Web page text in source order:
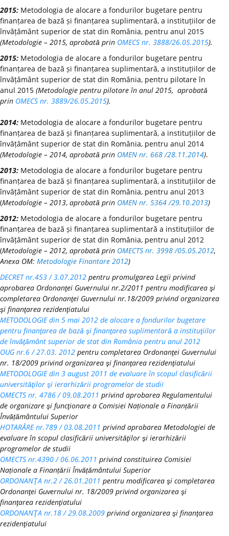
2015: Metodologia de alocare a fondurilor bugetare pentru
finanțarea de bază și finanțarea suplimentară, a instituțiilor de
învățământ superior de stat din România, pentru anul 2015
(Metodologie – 2015, aprobată prin OMECS nr. 3888/26.05.2015).
2015: Metodologia de alocare a fondurilor bugetare pentru
finanțarea de bază și finanțarea suplimentară, a instituțiilor de
învățământ superior de stat din România, pentru pilotare în
anul 2015 (Metodologie pentru pilotare în anul 2015, aprobată
prin OMECS nr. 3889/26.05.2015).
2014: Metodologia de alocare a fondurilor bugetare pentru
finanțarea de bază și finanțarea suplimentară, a instituțiilor de
învățământ superior de stat din România, pentru anul 2014
(Metodologie – 2014, aprobată prin OMEN nr. 668 /28.11.2014).
2013: Metodologia de alocare a fondurilor bugetare pentru
finanțarea de bază și finanțarea suplimentară, a instituțiilor de
învățământ superior de stat din România, pentru anul 2013
(Metodologie – 2013, aprobată prin OMEN nr. 5364 /29.10.2013)
2012: Metodologia de alocare a fondurilor bugetare pentru
finanțarea de bază și finanțarea suplimentară a instituțiilor de
învățământ superior de stat din România, pentru anul 2012
(Metodologie – 2012, aprobată prin OMECTS nr. 3998 /05.05.2012,
Anexa OM: Metodologie Finantare 2012)
DECRET nr.453 / 3.07.2012 pentru promulgarea Legii privind
aprobarea Ordonanţei Guvernului nr.2/2011 pentru modificarea şi
completarea Ordonanţei Guvernului nr.18/2009 privind organizarea
şi finanţarea rezidenţiatului
METODOLOGIE din 5 mai 2012 de alocare a fondurilor bugetare
pentru finanţarea de bază şi finanţarea suplimentară a instituţiilor
de învăţământ superior de stat din România pentru anul 2012
OUG nr.6 / 27.03. 2012 pentru completarea Ordonanţei Guvernului
nr. 18/2009 privind organizarea şi finanţarea rezidenţiatului
METODOLOGIE din 3 august 2011 de evaluare în scopul clasificării
universităţilor şi ierarhizării programelor de studii
OMECTS nr. 4786 / 09.08.2011 privind aprobarea Regulamentului
de organizare şi funcţionare a Comisiei Naționale a Finanțării
Învățământului Superior
HOTARÂRE nr.789 / 03.08.2011 privind aprobarea Metodologiei de
evaluare în scopul clasificării universităţilor şi ierarhizării
programelor de studii
OMECTS nr.4390 / 06.06.2011 privind constituirea Comisiei
Naționale a Finanțării Învățământului Superior
ORDONANŢA nr.2 / 26.01.2011 pentru modificarea şi completarea
Ordonanţei Guvernului nr. 18/2009 privind organizarea şi
finanţarea rezidenţiatului
ORDONANŢA nr.18 / 29.08.2009 privind organizarea şi finanţarea
rezidenţiatului